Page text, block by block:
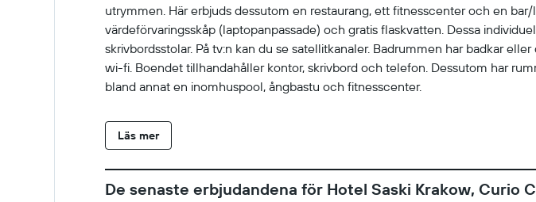
utrymmen. Här erbjuds dessutom en restaurang, ett fitnesscenter och en
värdeförvaringsskåp (laptopanpassade) och gratis flaskvatten. Dessa
skrivbordsstolar. På tv:n kan du se satellitkanaler. Badrummen har badkar
wi-fi. Boendet tillhandahåller kontor, skrivbord och telefon. Dessutom har
bland annat en inomhuspool, ångbastu och fitnesscenter.
Läs mer
De senaste erbjudandena för Hotel Saski Krakow, Curio